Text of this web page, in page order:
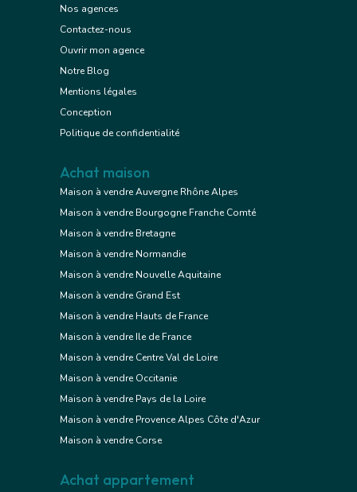
Nos agences
Contactez-nous
Ouvrir mon agence
Notre Blog
Mentions légales
Conception
Politique de confidentialité
Achat maison
Maison à vendre Auvergne Rhône Alpes
Maison à vendre Bourgogne Franche Comté
Maison à vendre Bretagne
Maison à vendre Normandie
Maison à vendre Nouvelle Aquitaine
Maison à vendre Grand Est
Maison à vendre Hauts de France
Maison à vendre Ile de France
Maison à vendre Centre Val de Loire
Maison à vendre Occitanie
Maison à vendre Pays de la Loire
Maison à vendre Provence Alpes Côte d'Azur
Maison à vendre Corse
Achat appartement